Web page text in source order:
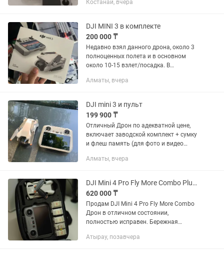
встроенным FHD-дисплеем,
подключать смартфон...
Костанай, вчера
DJI MINI 3 в комплекте
200 000 ₸
Недавно взял данного дрона, около 3
полноценных полета и в основном
около 10-15 взлет/посадка. В
батарея, флеш карта и пульт. Покупал
Алматы, вчера
DJI mini 3 и пульт
199 900 ₸
Отличный Дрон по адекватной цене,
включает заводской комплект + сумку
и флеш память (для фото и видео
создает эмоции и качественные
Алматы, вчера
DJI Mini 4 Pro Fly More Combo Plus (DJI RC 2)
620 000 ₸
Продам DJI Mini 4 Pro Fly More Combo
Дрон в отличном состоянии,
полностью исправен. Бережная
дополнительных вложений.
Атырау, позавчера